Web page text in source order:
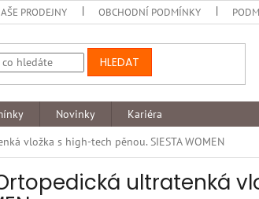
PRODEJNY OBCHODNÍ PODMÍNKY
HLEDAT
Novinky
Kariéra
vložka s high-tech pěnou. SIESTA WOMEN
ultratenká